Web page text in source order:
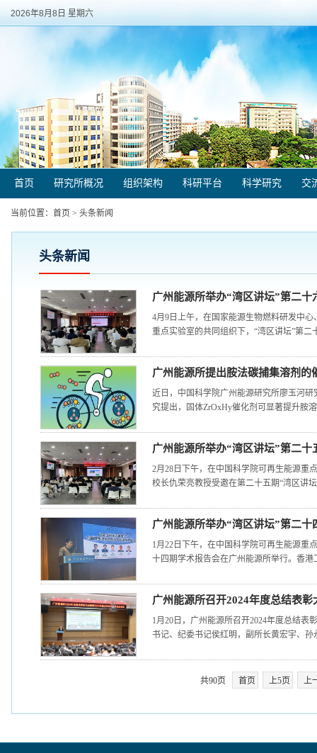
2026年8月8日 星期六
首页 研究所概况 组织架构 科研平台 科学研究 交
当前位置： 首页 > 头条新闻
头条新闻
广州能源所举办“湾区讲坛”第二十
4月9日上午，在国家能源生物燃料研发中
重点实验室的共同组织下，“湾区讲坛”第二
广州能源所提出胺法碳捕集溶剂的
近日，中国科学院广州能源研究所廖玉河
究提出，固体ZrOxHy催化剂可显著提升胺
广州能源所举办“湾区讲坛”第二十
2月28日下午，在中国科学院可再生能源重
校长仇荣亮教授受邀在第二十五期“湾区讲
广州能源所举办“湾区讲坛”第二十
1月22日下午，在中国科学院可再生能源重
十四期学术报告会在广州能源所举行。香港
广州能源所召开2024年度总结表
1月20日，广州能源所召开2024年度总结表
书记、纪委书记侯红明，副所长黄宏宇、
共90页 首页 上5页 上